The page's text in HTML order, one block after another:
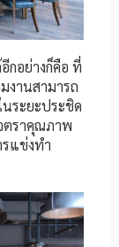
กอย่างก็คือ ที่
งานสามารถ
ระยะประชิด
ตราคุณภาพ
แข่งทำ